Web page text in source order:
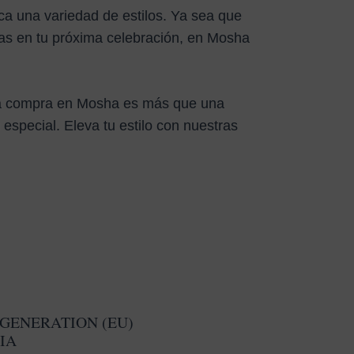
una variedad de estilos. Ya sea que
en tu próxima celebración, en Mosha
en Mosha es más que una
Eleva tu estilo con nuestras
(EU)